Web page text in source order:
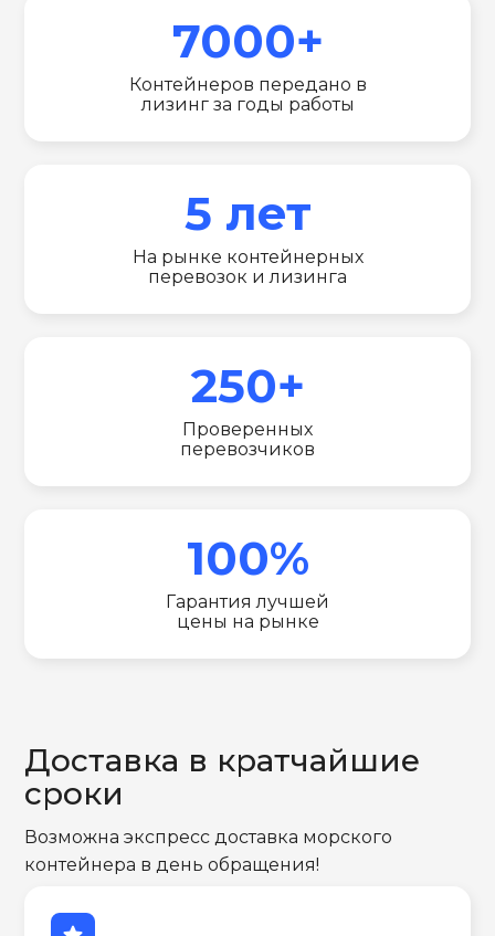
7000+
Контейнеров передано в
лизинг за годы работы
5 лет
На рынке контейнерных
перевозок и лизинга
250+
Проверенных
перевозчиков
100%
Гарантия лучшей
цены на рынке
Доставка в кратчайшие
сроки
Возможна экспресс доставка морского
контейнера в день обращения!